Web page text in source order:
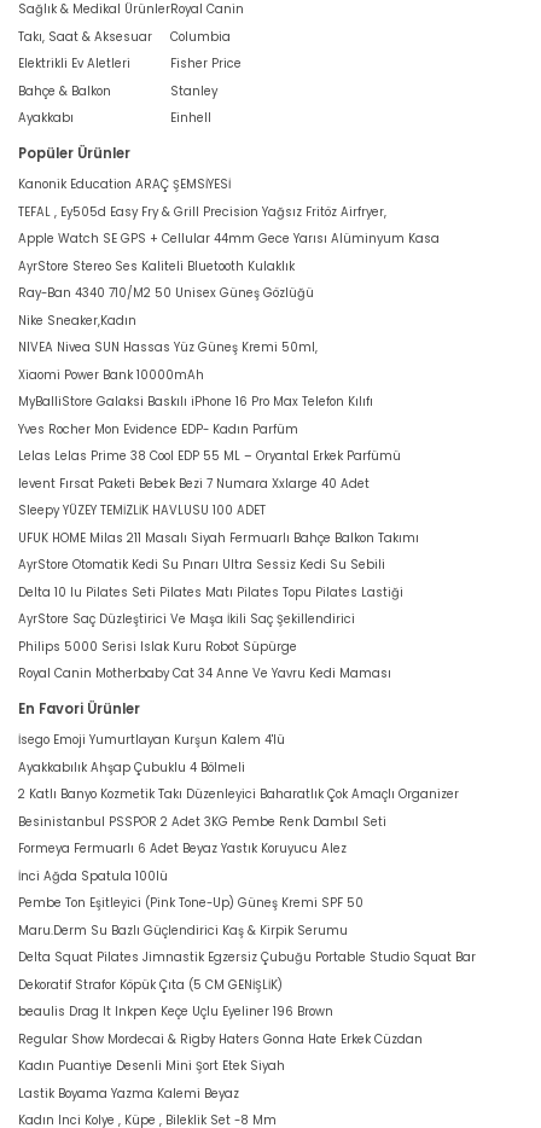
Sağlık & Medikal Ürünler
Takı, Saat & Aksesuar
Elektrikli Ev Aletleri
Bahçe & Balkon
Ayakkabı
Royal Canin
Columbia
Fisher Price
Stanley
Einhell
Popüler Ürünler
Kanonik Education ARAÇ ŞEMSİYESİ
TEFAL , Ey505d Easy Fry & Grill Precision Yağsız Fritöz Airfryer,
Apple Watch SE GPS + Cellular 44mm Gece Yarısı Alüminyum Kasa
AyrStore Stereo Ses Kaliteli Bluetooth Kulaklık
Ray-Ban 4340 710/M2 50 Unisex Güneş Gözlüğü
Nike Sneaker,Kadın
NIVEA Nivea SUN Hassas Yüz Güneş Kremi 50ml,
Xiaomi Power Bank 10000mAh
MyBalliStore Galaksi Baskılı iPhone 16 Pro Max Telefon Kılıfı
Yves Rocher Mon Evidence EDP- Kadın Parfüm
Lelas Lelas Prime 38 Cool EDP 55 ML – Oryantal Erkek Parfümü
levent Fırsat Paketi Bebek Bezi 7 Numara Xxlarge 40 Adet
Sleepy YÜZEY TEMİZLİK HAVLUSU 100 ADET
UFUK HOME Milas 211 Masalı Siyah Fermuarlı Bahçe Balkon Takımı
AyrStore Otomatik Kedi Su Pınarı Ultra Sessiz Kedi Su Sebili
Delta 10 lu Pilates Seti Pilates Matı Pilates Topu Pilates Lastiği
AyrStore Saç Düzleştirici Ve Maşa İkili Saç Şekillendirici
Philips 5000 Serisi Islak Kuru Robot Süpürge
Royal Canin Motherbaby Cat 34 Anne Ve Yavru Kedi Maması
En Favori Ürünler
İsego Emoji Yumurtlayan Kurşun Kalem 4'lü
Ayakkabılık Ahşap Çubuklu 4 Bölmeli
2 Katlı Banyo Kozmetik Takı Düzenleyici Baharatlık Çok Amaçlı Organizer
Besinistanbul PSSPOR 2 Adet 3KG Pembe Renk Dambıl Seti
Formeya Fermuarlı 6 Adet Beyaz Yastık Koruyucu Alez
İnci Ağda Spatula 100lü
Pembe Ton Eşitleyici (Pink Tone-Up) Güneş Kremi SPF 50
Maru.Derm Su Bazlı Güçlendirici Kaş & Kirpik Serumu
Delta Squat Pilates Jimnastik Egzersiz Çubuğu Portable Studio Squat Bar
Dekoratif Strafor Köpük Çıta (5 CM GENİŞLİK)
beaulis Drag It Inkpen Keçe Uçlu Eyeliner 196 Brown
Regular Show Mordecai & Rigby Haters Gonna Hate Erkek Cüzdan
Kadın Puantiye Desenli Mini Şort Etek Siyah
Lastik Boyama Yazma Kalemi Beyaz
Kadın Inci Kolye , Küpe , Bileklik Set -8 Mm